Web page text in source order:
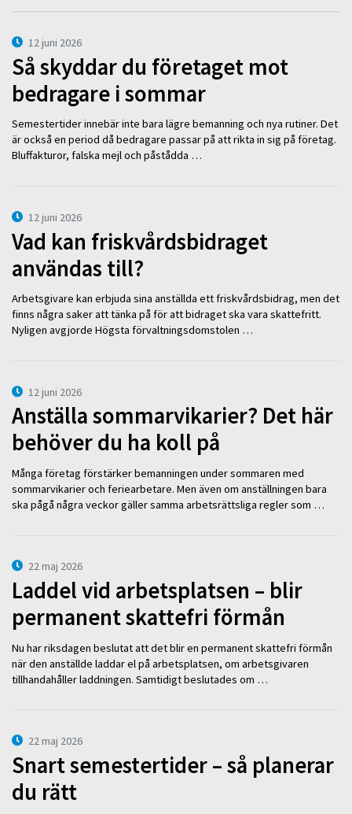
12 juni 2026
Så skyddar du företaget mot
bedragare i sommar
Semestertider innebär inte bara lägre bemanning och nya rutiner. Det
är också en period då bedragare passar på att rikta in sig på företag.
Bluffakturor, falska mejl och påstådda …
12 juni 2026
Vad kan friskvårdsbidraget
användas till?
Arbetsgivare kan erbjuda sina anställda ett friskvårdsbidrag, men det
finns några saker att tänka på för att bidraget ska vara skattefritt.
Nyligen avgjorde Högsta förvaltningsdomstolen …
12 juni 2026
Anställa sommarvikarier? Det här
behöver du ha koll på
Många företag förstärker bemanningen under sommaren med
sommarvikarier och feriearbetare. Men även om anställningen bara
ska pågå några veckor gäller samma arbetsrättsliga regler som …
22 maj 2026
Laddel vid arbetsplatsen – blir
permanent skattefri förmån
Nu har riksdagen beslutat att det blir en permanent skattefri förmån
när den anställde laddar el på arbetsplatsen, om arbetsgivaren
tillhandahåller laddningen. Samtidigt beslutades om …
22 maj 2026
Snart semestertider – så planerar
du rätt